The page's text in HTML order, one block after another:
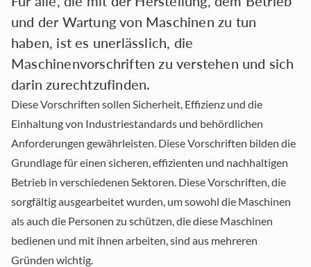
Normen und fortschrittlicher
Erkennungssysteme, um Arbeiter zu
und Abläufe zu optimieren.
und der Wartung von Maschinen zu tun
haben, ist es unerlässlich, die
Maschinenvorschriften zu verstehen und sich
darin zurechtzufinden.
Diese Vorschriften sollen Sicherheit, Effizienz und die
Einhaltung von Industriestandards und behördlichen
Anforderungen gewährleisten. Diese Vorschriften bilden die
Grundlage für einen sicheren, effizienten und nachhaltigen
Betrieb in verschiedenen Sektoren. Diese Vorschriften, die
sorgfältig ausgearbeitet wurden, um sowohl die Maschinen
als auch die Personen zu schützen, die diese Maschinen
bedienen und mit ihnen arbeiten, sind aus mehreren
Gründen wichtig.